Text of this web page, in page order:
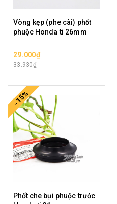
Vòng kẹp (phe cài) phốt
phuộc Honda ti 26mm
29.000₫
33.930₫
-15%
Phốt che bụi phuộc trước